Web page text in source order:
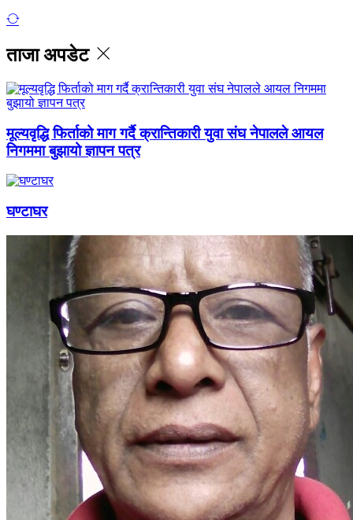
ताजा अपडेट
मूल्यवृद्धि फिर्ताको माग गर्दै क्रान्तिकारी युवा संघ नेपालले आयल
निगममा बुझायो ज्ञापन पत्र
घण्टाघर